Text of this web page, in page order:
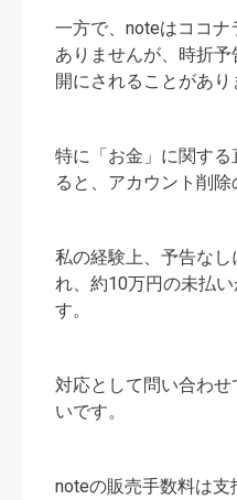
一方で、noteはココ
ありませんが、時折
開にされることがあり
特に「お金」に関す
ると、アカウント削除
私の経験上、予告な
れ、約10万円の未払
す。
対応として問い合わ
いです。
noteの販売手数料は支